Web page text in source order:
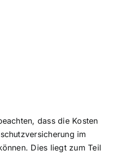
dass die Kosten
im
Dies liegt zum Teil